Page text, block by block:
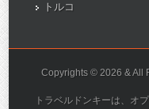
トルコ
Copyrights © 2026 & All
トラベルドンキーは、オ